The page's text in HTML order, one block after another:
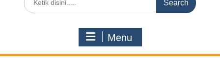
for:
Menu